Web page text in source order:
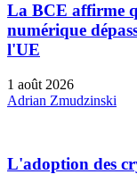
La BCE affirme
numérique
l'UE
1 août 2026
Adrian Zmudzinski
L'adoption des